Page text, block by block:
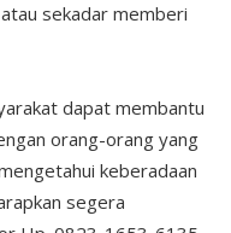
sekadar memberi
dapat membantu
orang-orang yang
keberadaan
segera